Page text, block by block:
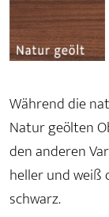
Während die
Natur geölten
den anderen
heller und
schwarz.